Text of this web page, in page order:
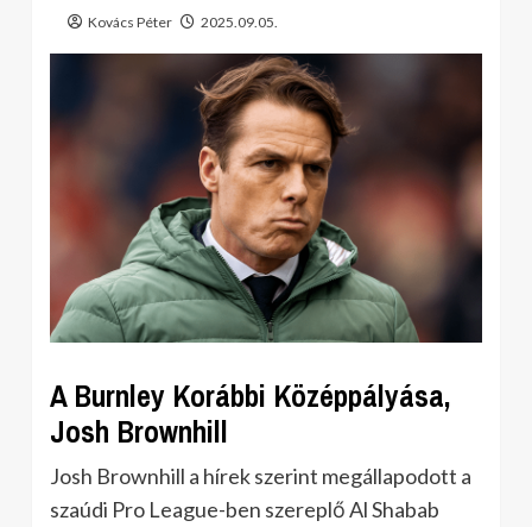
Kovács Péter 2025.09.05.
A Burnley Korábbi Középpályása,
Josh Brownhill
Josh Brownhill a hírek szerint megállapodott a
szaúdi Pro League-ben szereplő Al Shabab